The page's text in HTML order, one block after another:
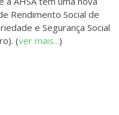
Rendimento Social de
e Segurança Social
(ver mais...)